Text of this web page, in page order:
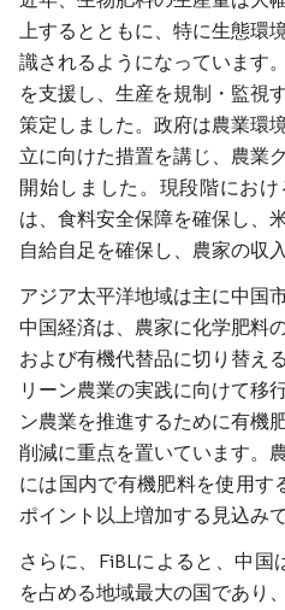
上するとともに、特に生態環
識されるようになっています
を支援し、生産を規制・監視
策定しました。政府は農業環
立に向けた措置を講じ、農業
開始しました。現段階にお
は、食料安全保障を確保し、
自給自足を確保し、農家の収
アジア太平洋地域は主に中国
中国経済は、農家に化学肥料
および有機代替品に切り替え
リーン農業の実践に向けて移
ン農業を推進するために有機
削減に重点を置いています。
には国内で有機肥料を使用す
ポイント以上増加する見込みで
さらに、FiBLによると、中国
を占める地域最大の国であり